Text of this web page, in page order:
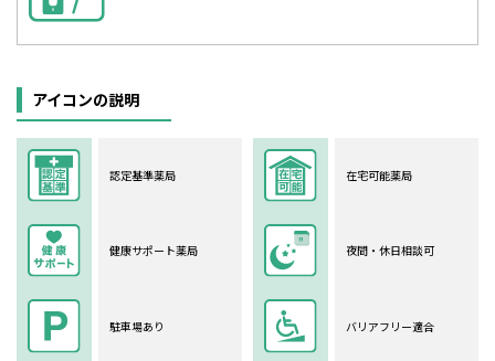
アイコンの説明
認定基準薬局 在宅可能薬局
健康サポート薬局 夜間・休日相談可
駐車場あり バリアフリー適合